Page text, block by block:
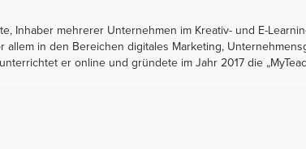
Inhaber mehrerer Unternehmen im Kreativ- und E-
allem in den Bereichen digitales Marketing,
er online und gründete im Jahr 2017 die